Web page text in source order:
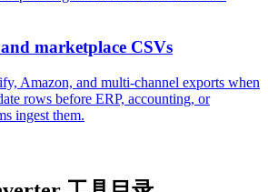
marketplace CSVs
Amazon, and multi-channel exports when
rows before ERP, accounting, or
ingest them.